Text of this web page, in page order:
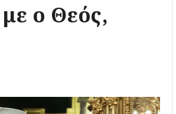
ο Θεός,